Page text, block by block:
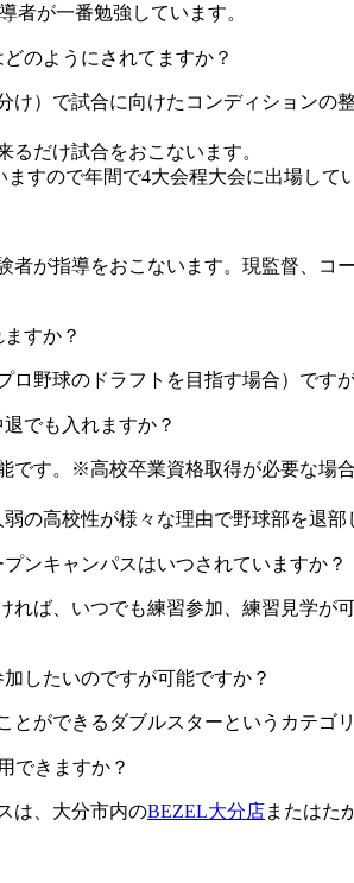
者が一番勉強しています。
のようにされてますか？
け）で試合に向けたコンディション
だけ試合をおこないます。
ますので年間で4大会程大会に出場して
者が指導をおこないます。現監督、
すか？
ロ野球のドラフトを目指す場合）で
でも入れますか？
です。※高校卒業資格取得が必要な場
の高校性が様々な理由で野球部を退
ンキャンパスはいつされていますか？​​​​​
れば、いつでも練習参加、練習見学
したいのですが可能ですか？
とができるダブルスターというカテ
できますか？​​​​​
は、大分市内のBEZEL大分店またはた